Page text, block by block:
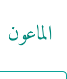
الماعون